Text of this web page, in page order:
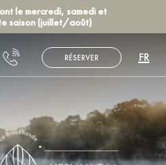
le mercredi, samedi et
saison (juillet/août)
RÉSERVER FR
NL
DE
ES